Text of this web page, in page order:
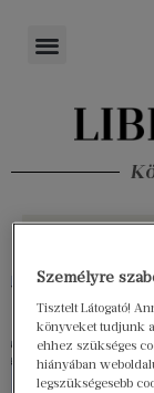
Személyre
Tisztelt Látogató!
könyveket tudjunk
ehhez szükséges
hiányában
legszükségesebb